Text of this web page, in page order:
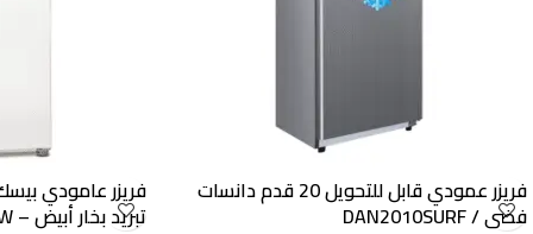
فريزر عمودي قابل للتحويل 20 قدم دانسات
فضى / DAN2010SURF تبريد بخار أبيض – BUFS-MT625W